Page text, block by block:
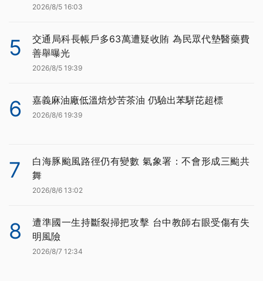
2026/8/5 16:03
5
交通局科長帳戶多63萬遭疑收賄 為民眾代墊醫藥費
善舉曝光
2026/8/5 19:39
6 嘉義麻油廠低溫焙炒苦茶油 仍驗出苯駢芘超標
2026/8/6 19:39
7
白海豚颱風路徑仍有變數 氣象署：不會形成三颱共
舞
2026/8/6 13:02
8
遭準國一生持斷裂掃把攻擊 台中教師右眼受傷有失
明風險
2026/8/7 12:34